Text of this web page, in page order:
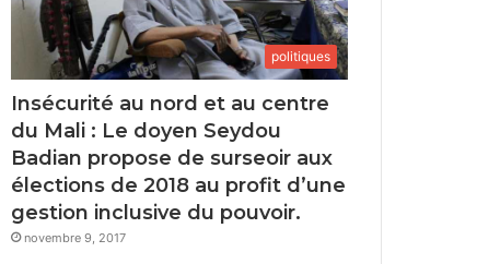
politiques
Insécurité au nord et au centre
du Mali : Le doyen Seydou
Badian propose de surseoir aux
élections de 2018 au profit d’une
gestion inclusive du pouvoir.
novembre 9, 2017